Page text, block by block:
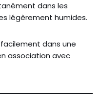
dans les
légèrement humides.
dans une
association avec